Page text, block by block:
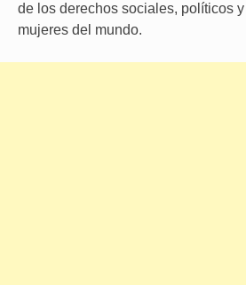
de los derechos sociales, políticos
mujeres del mundo.